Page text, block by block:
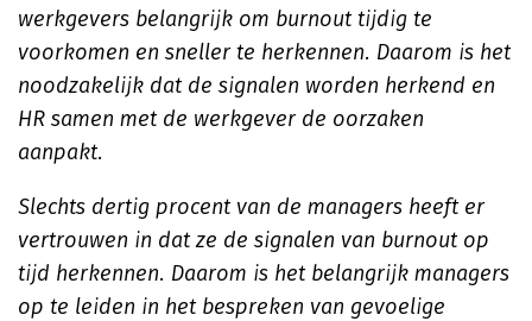
werkgevers belangrijk om burnout tijdig te
voorkomen en sneller te herkennen. Daarom is het
noodzakelijk dat de signalen worden herkend en
HR samen met de werkgever de oorzaken
aanpakt.
Slechts dertig procent van de managers heeft er
vertrouwen in dat ze de signalen van burnout op
tijd herkennen. Daarom is het belangrijk managers
op te leiden in het bespreken van gevoelige